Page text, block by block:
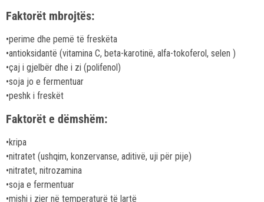
Faktorët mbrojtës:
•perime dhe pemë të freskëta
•antioksidantë (vitamina C, beta-karotinë, alfa-tokoferol, selen )
•çaj i gjelbër dhe i zi (polifenol)
•soja jo e fermentuar
•peshk i freskët
Faktorët e dëmshëm:
•kripa
•nitratet (ushqim, konzervanse, aditivë, uji për pije)
•nitratet, nitrozamina
•soja e fermentuar
•mishi i zier në temperaturë të lartë